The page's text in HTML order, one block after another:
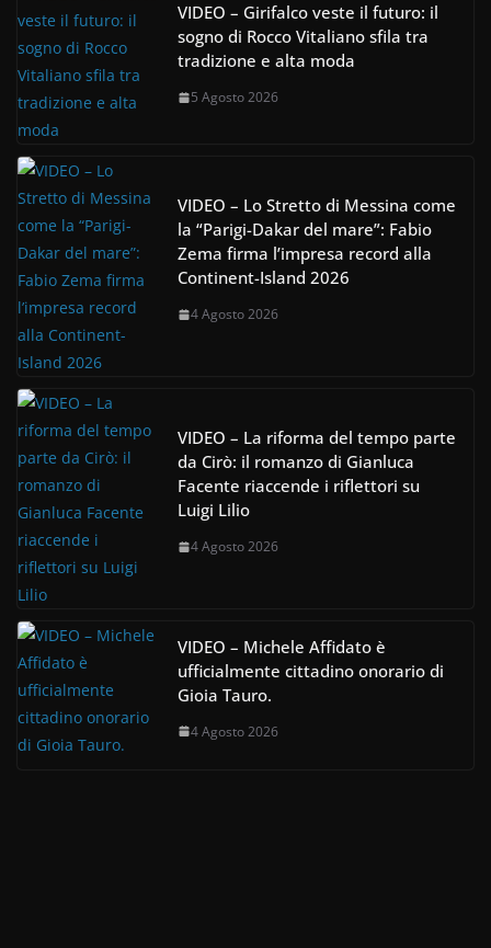
VIDEO – Girifalco veste il futuro: il
sogno di Rocco Vitaliano sfila tra
tradizione e alta moda
5 Agosto 2026
VIDEO – Lo Stretto di Messina come
la “Parigi-Dakar del mare”: Fabio
Zema firma l’impresa record alla
Continent-Island 2026
4 Agosto 2026
VIDEO – La riforma del tempo parte
da Cirò: il romanzo di Gianluca
Facente riaccende i riflettori su
Luigi Lilio
4 Agosto 2026
VIDEO – Michele Affidato è
ufficialmente cittadino onorario di
Gioia Tauro.
4 Agosto 2026